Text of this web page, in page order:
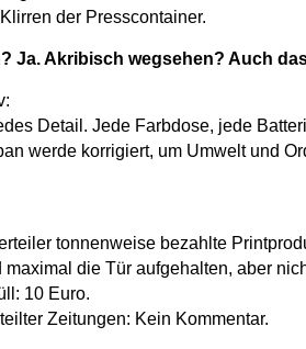
der Presscontainer.
Ja. Akribisch wegsehen? Auch
Detail. Jede Farbdose, jede
werde korrigiert, um Umwelt und
tonnenweise bezahlte
die Tür aufgehalten, aber
10 Euro.
Zeitungen: Kein Kommentar.